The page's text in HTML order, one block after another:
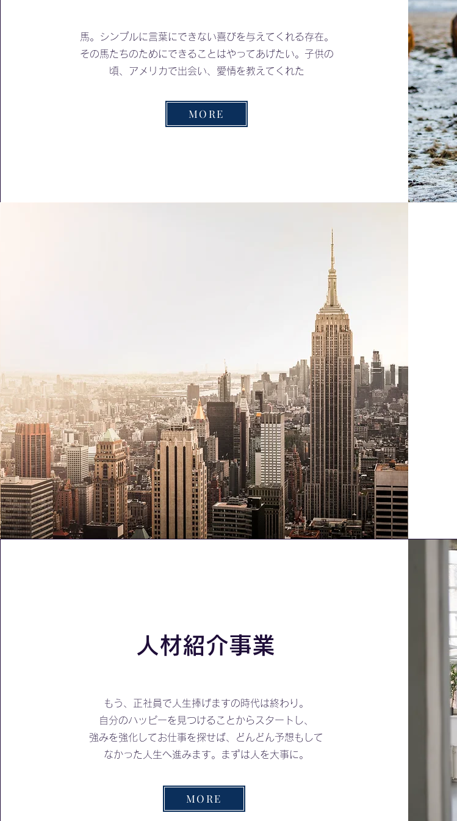
​馬。シンプルに言葉にできない喜びを与えてくれる存在。
その馬たちのためにできることはやってあげたい。子供の
頃、アメリカで出会い、愛情を教えてくれた
MORE
人材紹介事業
もう、正社員で人生捧げますの時代は終わり。
自分のハッピーを見つけることからスタートし、
​強みを強化してお仕事を探せば、どんどん予想もして
なかった人生へ進みます。まずは人を大事に。
MORE